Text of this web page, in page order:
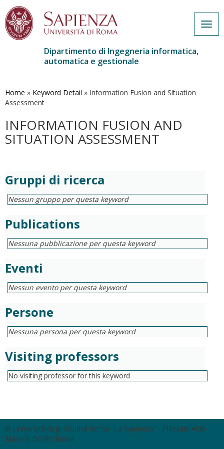
contenuto
principale
Dipartimento di Ingegneria informatica,
automatica e gestionale
Home » Keyword Detail » Information Fusion and Situation
Assessment
INFORMATION FUSION AND
SITUATION ASSESSMENT
Gruppi di ricerca
Nessun gruppo per questa keyword
Publications
Nessuna pubblicazione per questa keyword
Eventi
Nessun evento per questa keyword
Persone
Nessuna persona per questa keyword
Visiting professors
No visiting professor for this keyword
© Università degli Studi di Roma "La Sapienza" - Piazzale Aldo
Moro 5, 00185 Roma